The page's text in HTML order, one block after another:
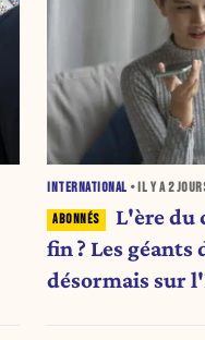
INTERNATIONAL • IL Y A2
L'ère du
fin ? Les
désormais sur